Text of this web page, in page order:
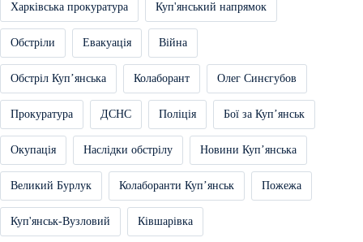
Харківська прокуратура Куп'янський напрямок
Обстріли Евакуація Війна
Обстріл Купʼянська Колаборант Олег Синєгубов
Прокуратура ДСНС Поліція Бої за Купʼянськ
Окупація Наслідки обстрілу Новини Купʼянська
Великий Бурлук Колаборанти Купʼянськ Пожежа
Куп'янськ-Вузловий Ківшарівка